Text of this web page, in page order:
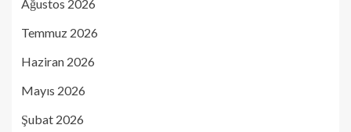
Ağustos 2026
Temmuz 2026
Haziran 2026
Mayıs 2026
Şubat 2026